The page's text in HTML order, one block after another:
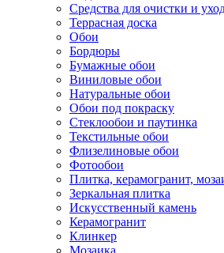
Средства для очистки и
Террасная доска
Обои
Бордюры
Бумажные обои
Виниловые обои
Натуральные обои
Обои под покраску
Стеклообои и паутинка
Текстильные обои
Флизелиновые обои
Фотообои
Плитка, керамогранит,
Зеркальная плитка
Искусственный камень
Керамогранит
Клинкер
Мозаика